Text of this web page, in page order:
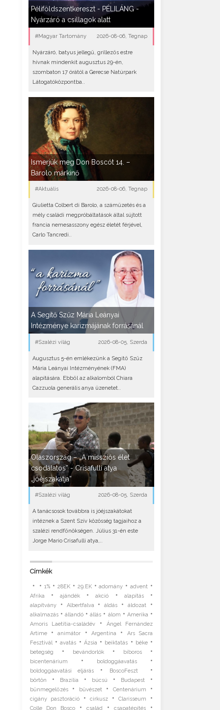
Péliföldszentkereszt - PÉLILÁNG -
Nyárzáró a csillagok alatt
#Magyar Tartomány 2026-08-06, Tegnap
Nyárzáró, batyus jellegű, grillezős estre
hívnak mindenkit augusztus 29-én,
szombaton 17 órától a Gerecse Natúrpark
Látogatóközpontba..
Ismerjük meg Don Boscót 14. –
Barolo márkinő
#Aktuális 2026-08-06, Tegnap
Giulietta Colbert di Barolo, a száműzetés és a
mély családi megpróbáltatások által sújtott
francia nemesasszony egész életét férjével,
Carlo Tancredi..
A Segítő Szűz Mária Leányai
Intézménye karizmájának forrásánál
#Szalézi világ 2026-08-05, Szerda
Augusztus 5-én emlékezünk a Segítő Szűz
Mária Leányai Intézményének (FMA)
alapítására. Ebből az alkalomból Chiara
Cazzuola generális anya üzenetet..
Olaszország – „A missziós élet
csodálatos” - Crisafulli atya
„jóéjszakátja”
#Szalézi világ 2026-08-05, Szerda
A tanácsosok továbbra is jóéjszakátokat
intéznek a Szent Szív közösség tagjaihoz a
szalézi rendfőnökségen. Július 31-én este
Jorge Mario Crisafulli atya,..
Címkék
• •1% • 28EK• 29.EK•adomány •advent •
Afrika •ajándék •akció • alapítás•
alapítvány• Albertfalva •áldás •áldozat •
alkalmazás•állandó •állás • álom • Amerika •
Amoris Laetitia-családév•
Ángel Fernández
Artime•animátor •Argentína •
Ars Sacra
Fesztivál•avatás • Ázsia • beiktatás • béke•
betegség • bevándorlók• bíboros•
bicentenárium • boldoggáavatás•
boldoggáavatási eljárás • BoscoFeszt •
börtön • Brazília • búcsú • Budapest •
bűnmegelőzés• bűvészet• Centenárium •
cigány pasztoráció• cirkusz• Clarisseum •
Colle Don Bosco• család • csapatépítés •